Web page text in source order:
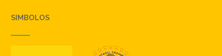
SIMBOLOS